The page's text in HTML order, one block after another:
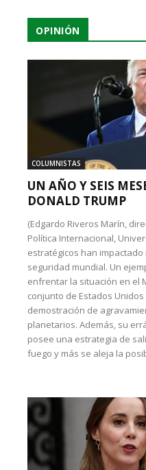
OPINIÓN
COLUMNISTAS
UN AÑO Y SEIS
DONALD TRUMP
(Edgardo Riveros Marín,
Política Internacional,
estratégicos han
seguridad mundial. Un
enfrentar la situación en el
conjunto de Estados
demostración de
planetarios. Además, su
posee una estrategia de
fuego y más se aleja la